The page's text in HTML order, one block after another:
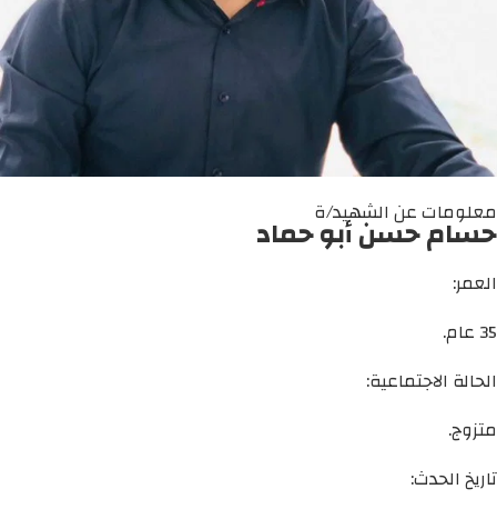
معلومات عن الشهيد/ة
حسام حسن أبو حماد
العمر:
35 عام.
الحالة الاجتماعية:
متزوج.
تاريخ الحدث: